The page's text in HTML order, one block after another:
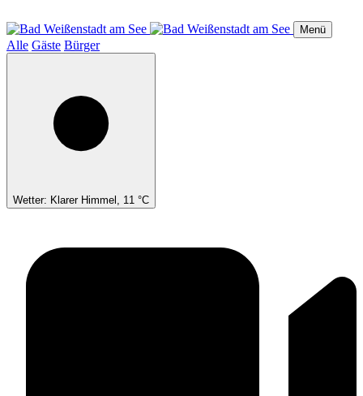
zum
Inhalt
Menü
Alle Gäste Bürger
Wetter: Klarer Himmel, 11 °C